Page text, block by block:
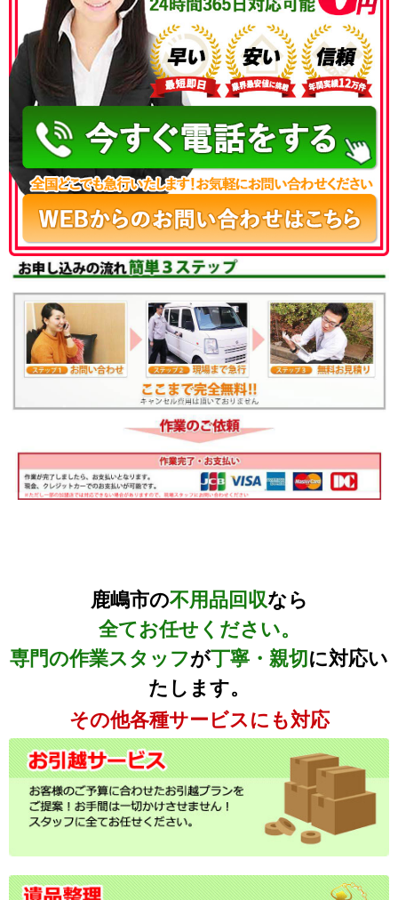
050-3186-4780
鹿嶋市の不用品回収なら
全てお任せください。
専門の作業スタッフが丁寧・親切 に対応い
たします。
その他各種サービスにも対応